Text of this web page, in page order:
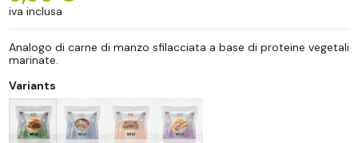
iva inclusa
Analogo di carne di manzo sfilacciata a base di proteine vegetali
marinate.
Variants